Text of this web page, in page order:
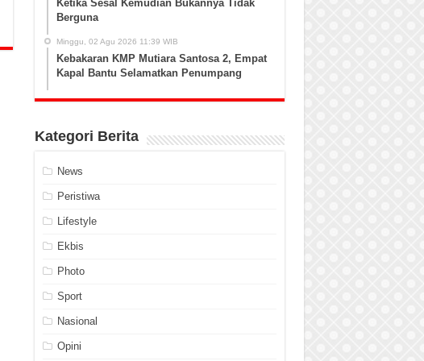
Ketika Sesal Kemudian Bukannya Tidak
Berguna
Minggu, 02 Agu 2026 11:39 WIB
Kebakaran KMP Mutiara Santosa 2, Empat
Kapal Bantu Selamatkan Penumpang
Kategori Berita
News
Peristiwa
Lifestyle
Ekbis
Photo
Sport
Nasional
Opini